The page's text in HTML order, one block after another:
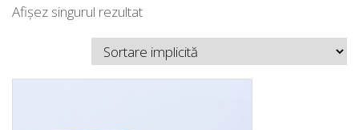
Afișez singurul rezultat